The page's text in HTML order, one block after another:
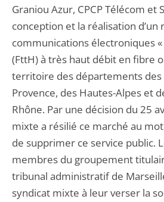
Graniou Azur, CPCP Télécom et
conception et la réalisation d’un
communications électroniques
(FttH) à très haut débit en fibre
territoire des départements des
Provence, des Hautes-Alpes et
Rhône. Par une décision du 25
mixte a résilié ce marché au
de supprimer ce service public.
membres du groupement
tribunal administratif de
syndicat mixte à leur verser la